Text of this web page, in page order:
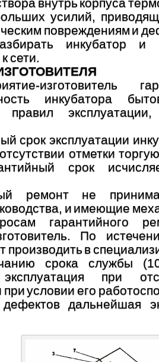
внутрь корпуса
усилий,
повреждениям и
инкубатор и
сети.
изготовитель
инкубатора
правил
срок эксплуатации
отметки
срок
ремонт не
и имеющие
гарантийного
По
производить в
срока службы
при
условии его
дальнейшая